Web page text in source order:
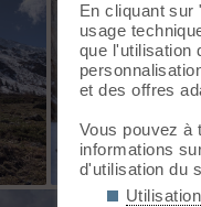
En cliquant sur
usage
que l'utilisation
et des offres
Vous pouvez à
informations
d'utilisation du